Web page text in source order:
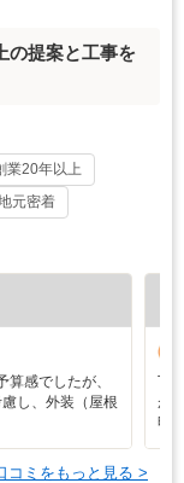
の提案と工事を
業20年以上
元密着
感でしたが、
し、外装（屋根
丁
が2
明
コミをもっと見る >